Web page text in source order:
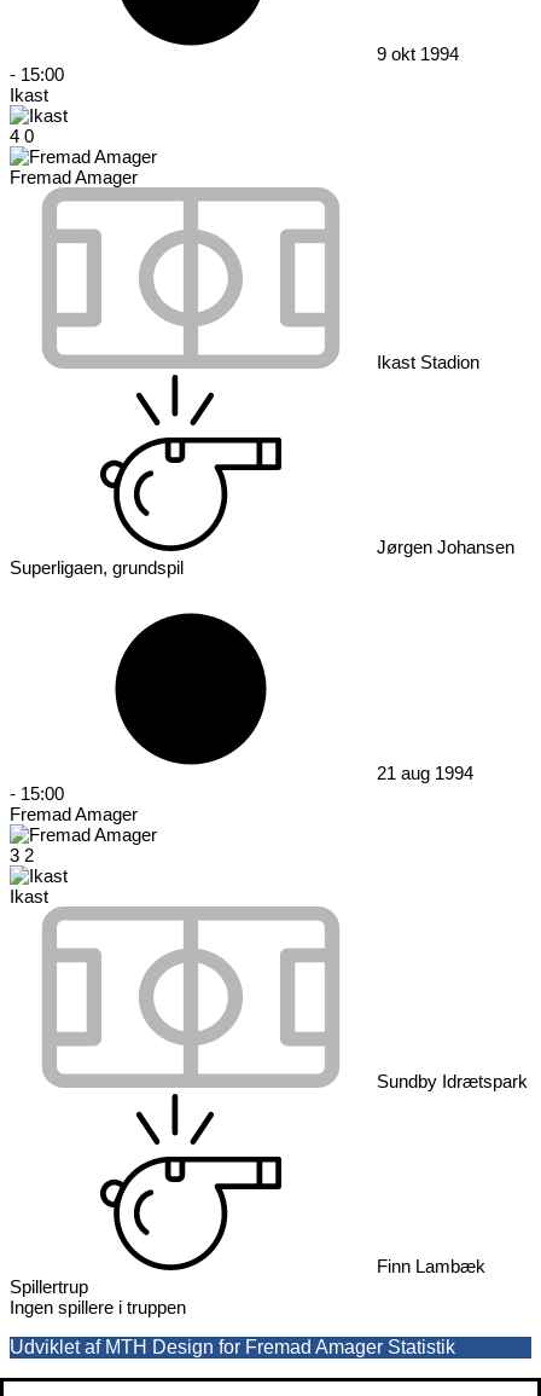
9 okt 1994
- 15:00
Ikast
4 0
Fremad Amager
Ikast Stadion
Jørgen Johansen
Superligaen, grundspil
21 aug 1994
- 15:00
Fremad Amager
3 2
Ikast
Sundby Idrætspark
Finn Lambæk
Spillertrup
Ingen spillere i truppen
Udviklet af MTH Design for Fremad Amager Statistik